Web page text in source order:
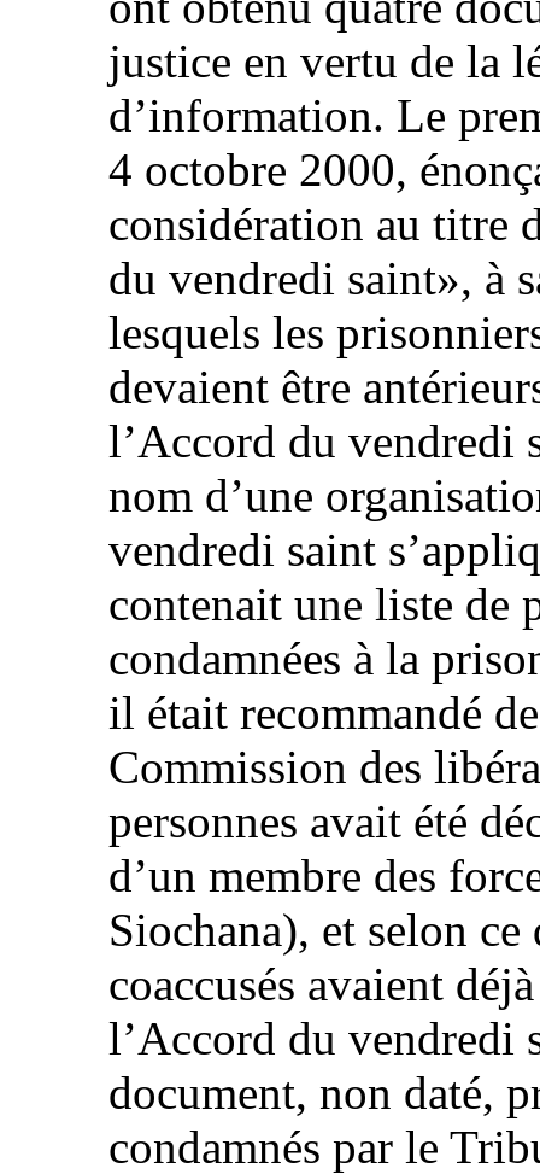
justice en vertu de la
d’information. Le
4 octobre 2000,
considération au titre
du vendredi saint», à
lesquels les
devaient être
l’Accord du vendredi
nom d’une
vendredi saint
contenait une liste de
condamnées à la
il était recommandé
Commission des
personnes avait été
d’un membre des
Siochana), et selon ce
coaccusés avaient
l’Accord du vendredi
document, non daté,
condamnés par le